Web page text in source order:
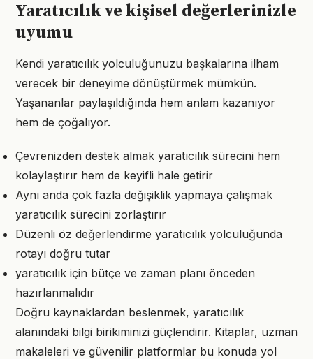
Yaratıcılık ve kişisel değerlerinizle
uyumu
Kendi yaratıcılık yolculuğunuzu başkalarına ilham
verecek bir deneyime dönüştürmek mümkün.
Yaşananlar paylaşıldığında hem anlam kazanıyor
hem de çoğalıyor.
Çevrenizden destek almak yaratıcılık sürecini hem
kolaylaştırır hem de keyifli hale getirir
Aynı anda çok fazla değişiklik yapmaya çalışmak
yaratıcılık sürecini zorlaştırır
Düzenli öz değerlendirme yaratıcılık yolculuğunda
rotayı doğru tutar
yaratıcılık için bütçe ve zaman planı önceden
hazırlanmalıdır
Doğru kaynaklardan beslenmek, yaratıcılık
alanındaki bilgi birikiminizi güçlendirir. Kitaplar, uzman
makaleleri ve güvenilir platformlar bu konuda yol